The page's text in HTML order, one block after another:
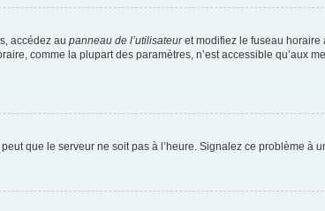
accédez au panneau de l’utilisateuret modifiez le fuseau horaire
comme la plupart des paramètres, n’est accessible qu’aux
que le serveur ne soit pas à l’heure. Signalez ce problème à